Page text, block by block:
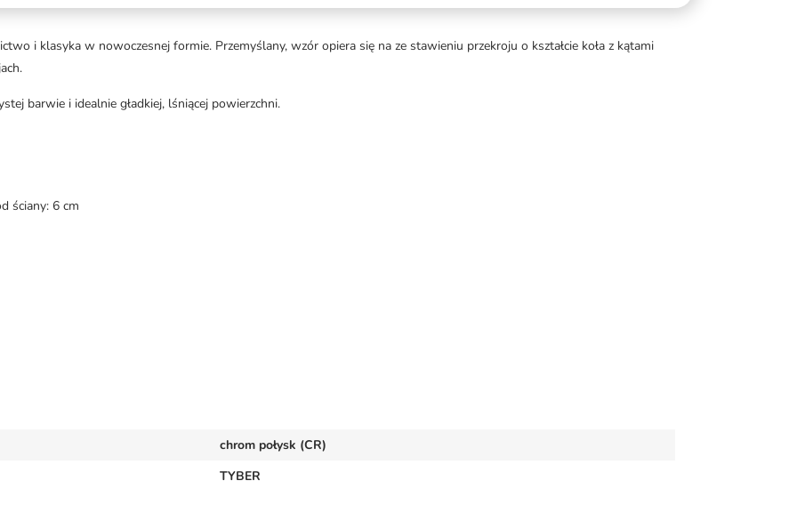
i klasyka w nowoczesnej formie. Przemyślany, wzór opiera się na ze stawieniu przekroju o kształcie koła z kątami
barwie i idealnie gładkiej, lśniącej powierzchni.
ściany: 6 cm
chrom połysk (CR)
TYBER